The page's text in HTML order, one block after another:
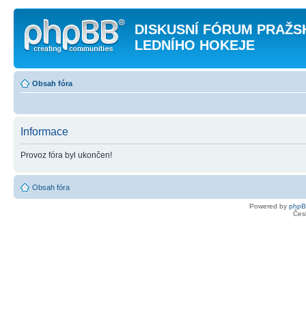
DISKUSNÍ FÓRUM
LEDNÍHO HOKEJE
Obsah fóra
Informace
Provoz fóra byl ukončen!
Obsah fóra
Powered by